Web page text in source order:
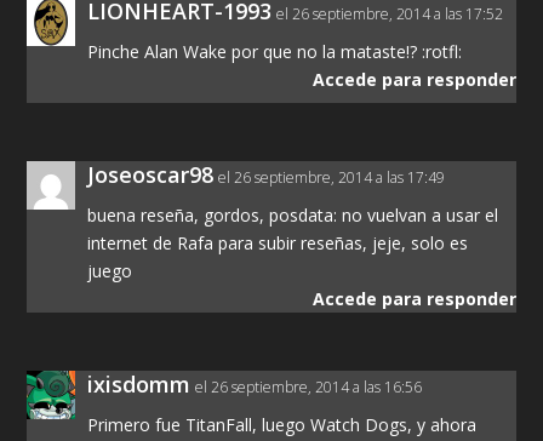
LIONHEART-1993 el 26 septiembre, 2014 a las 17:52
Pinche Alan Wake por que no la mataste!? :rotfl:
Accede para responder
Joseoscar98 el 26 septiembre, 2014 a las 17:49
buena reseña, gordos, posdata: no vuelvan a usar el
internet de Rafa para subir reseñas, jeje, solo es
juego
Accede para responder
ixisdomm el 26 septiembre, 2014 a las 16:56
Primero fue TitanFall, luego Watch Dogs, y ahora